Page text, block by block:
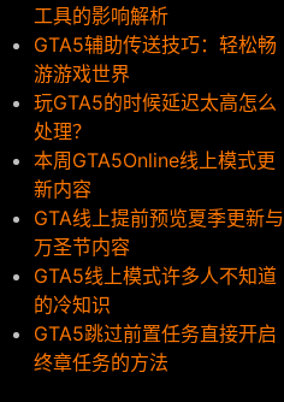
工具的影响解析
GTA5辅助传送技巧：轻松畅
游游戏世界
玩GTA5的时候延迟太高怎么
处理？
本周GTA5Online线上模式更
新内容
GTA线上提前预览夏季更新与
万圣节内容
GTA5线上模式许多人不知道
的冷知识
GTA5跳过前置任务直接开启
终章任务的方法